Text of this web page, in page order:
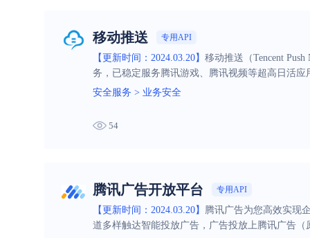
移动推送 专用API
【更新时间：2024.03.20】 移动推送（Tencent
务，已稳定服务腾讯游戏、腾讯视频等超高日活
安全服务 > 业务安全
54
腾讯广告开放平台 专用API
【更新时间：2024.03.20】 腾讯广告为您高效实现
道多样触达智能投放广告，广告投放上腾讯广告（